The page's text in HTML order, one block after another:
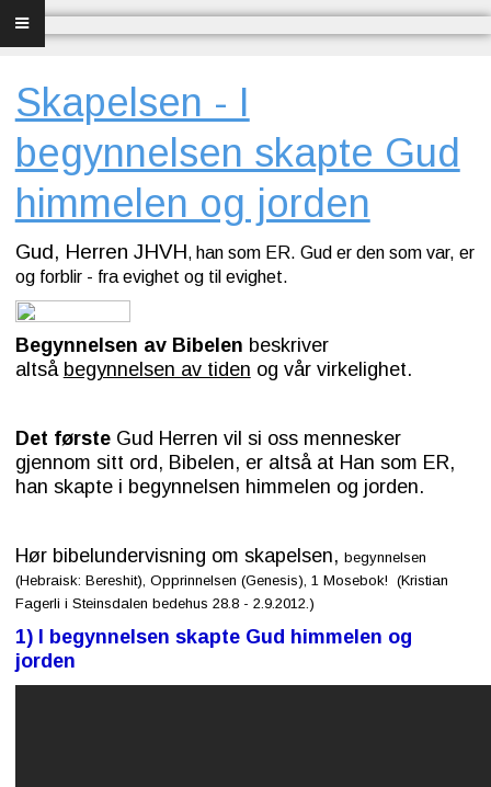
Forsiden
Menighet og misjon
Livet - merkedager
oss
Skapelsen - I
begynnelsen skapte Gud
himmelen og jorden
Gud, Herren JHVH, han som ER. Gud er den som var, er
og forblir - fra evighet og til evighet.
Begynnelsen av Bibelen beskriver
altså begynnelsen av tiden og vår virkelighet.
Det førsteGud Herren vil si oss mennesker
gjennom sitt ord, Bibelen, er altså at Han som ER,
han skapte i begynnelsen himmelen og jorden.
Hør bibelundervisning om skapelsen, begynnelsen
(Hebraisk: Bereshit), Opprinnelsen (Genesis), 1 Mosebok! (Kristian
Fagerli i Steinsdalen bedehus 28.8 - 2.9.2012.)
1) I begynnelsen skapte Gud himmelen og
jorden